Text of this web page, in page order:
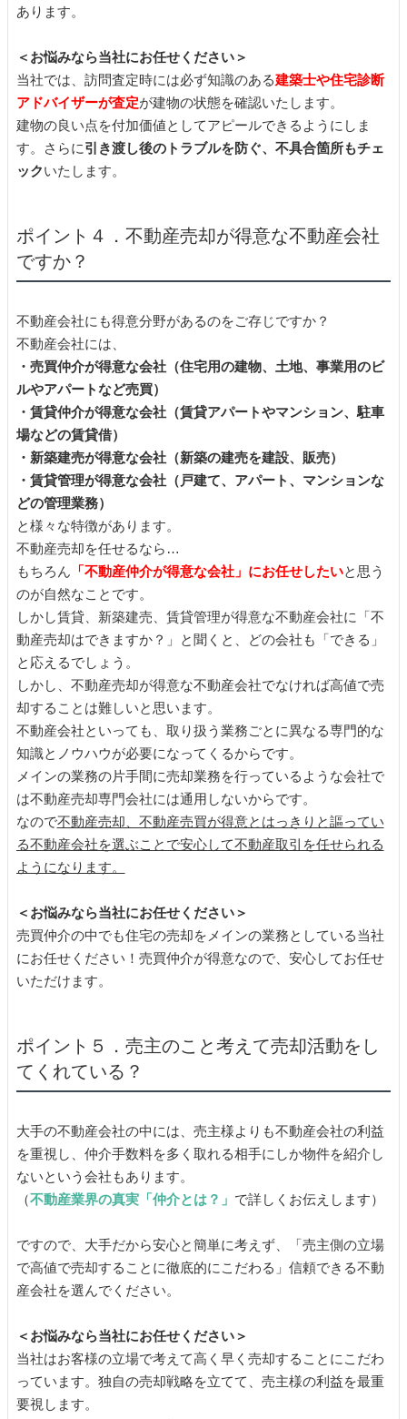
あります。
＜お悩みなら当社にお任せください＞
当社では、訪問査定時には必ず知識のある建築士や住宅診断
アドバイザーが査定が建物の状態を確認いたします。
建物の良い点を付加価値としてアピールできるようにしま
す。さらに引き渡し後のトラブルを防ぐ、不具合箇所もチェ
ックいたします。
ポイント４．不動産売却が得意な不動産会社
ですか？
不動産会社にも得意分野があるのをご存じですか？
不動産会社には、
・売買仲介が得意な会社（住宅用の建物、土地、事業用のビ
ルやアパートなど売買）
・賃貸仲介が得意な会社（賃貸アパートやマンション、駐車
場などの賃貸借）
・新築建売が得意な会社（新築の建売を建設、販売）
・賃貸管理が得意な会社（戸建て、アパート、マンションな
どの管理業務）
と様々な特徴があります。
不動産売却を任せるなら…
もちろん 「不動産仲介が得意な会社」にお任せしたいと思う
のが自然なことです。
しかし賃貸、新築建売、賃貸管理が得意な不動産会社に「不
動産売却はできますか？」と聞くと、どの会社も「できる」
と応えるでしょう。
しかし、不動産売却が得意な不動産会社でなければ高値で売
却することは難しいと思います。
不動産会社といっても、取り扱う業務ごとに異なる専門的な
知識とノウハウが必要になってくるからです。
メインの業務の片手間に売却業務を行っているような会社で
は不動産売却専門会社には通用しないからです。
なので不動産売却、不動産売買が得意とはっきりと謳ってい
る不動産会社を選ぶことで安心して不動産取引を任せられる
ようになります。
＜お悩みなら当社にお任せください＞
売買仲介の中でも住宅の売却をメインの業務としている当社
にお任せください！売買仲介が得意なので、安心してお任せ
いただけます。
ポイント５．売主のこと考えて売却活動をし
てくれている？
大手の不動産会社の中には、売主様よりも不動産会社の利益
を重視し、仲介手数料を多く取れる相手にしか物件を紹介し
ないという会社もあります。
（不動産業界の真実「仲介とは？」 で詳しくお伝えします）
ですので、大手だから安心と簡単に考えず、「売主側の立場
で高値で売却することに徹底的にこだわる」信頼できる不動
産会社を選んでください。
＜お悩みなら当社にお任せください＞
当社はお客様の立場で考えて高く早く売却することにこだわ
っています。独自の売却戦略を立てて、売主様の利益を最重
要視します。